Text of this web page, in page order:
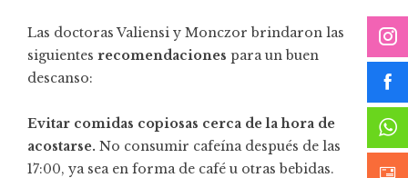
Las doctoras Valiensi y Monczor brindaron las
siguientes recomendaciones para un buen
descanso:
Evitar comidas copiosas cerca de la hora de
acostarse. No consumir cafeína después de las
17:00, ya sea en forma de café u otras bebidas.